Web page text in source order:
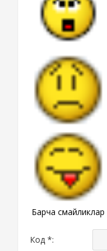
Барча смайликлар
Код *: